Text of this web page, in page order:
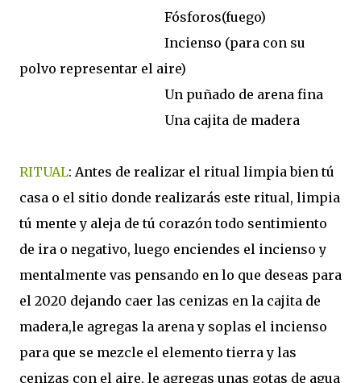
Fósforos(fuego)
Incienso (para con su
polvo representar el aire)
Un puñado de arena fina
Una cajita de madera
RITUAL: Antes de realizar el ritual limpia bien tú
casa o el sitio donde realizarás este ritual, limpia
tú mente y aleja de tú corazón todo sentimiento
de ira o negativo, luego enciendes el incienso y
mentalmente vas pensando en lo que deseas para
el 2020 dejando caer las cenizas en la cajita de
madera,le agregas la arena y soplas el incienso
para que se mezcle el elemento tierra y las
cenizas con el aire, le agregas unas gotas de agua